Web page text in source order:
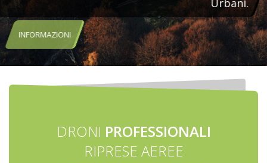
DRONI PROFESSIONALI
RIPRESE AEREE